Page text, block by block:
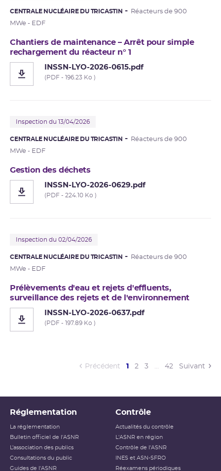
CENTRALE NUCLÉAIRE DU TRICASTIN
Réacteurs de 900
MWe - EDF
Chantiers de maintenance – Arrêt pour simple
rechargement du réacteur n° 1
INSSN-LYO-2026-0615.pdf
(PDF - 196.23 Ko )
Inspection du 13/04/2026
CENTRALE NUCLÉAIRE DU TRICASTIN
Réacteurs de 900
MWe - EDF
Gestion des déchets
INSSN-LYO-2026-0629.pdf
(PDF - 224.10 Ko )
Inspection du 02/04/2026
CENTRALE NUCLÉAIRE DU TRICASTIN
Réacteurs de 900
MWe - EDF
Prélèvements d'eau et rejets d'effluents,
surveillance des rejets et de l'environnement
INSSN-LYO-2026-0637.pdf
(PDF - 197.89 Ko )
Précédent 1 (current)
2 3 … 42 Suivant
Réglementation
La réglementation
Bulletin officiel de l'ASNR
L’association des publics
Consultations du public
Guides de l'ASNR
Contrôle
Actualités du contrôle
L'ASNR en région
Contrôle de l'ASNR
INES et ASN-SFRO
Réexamens périodiques